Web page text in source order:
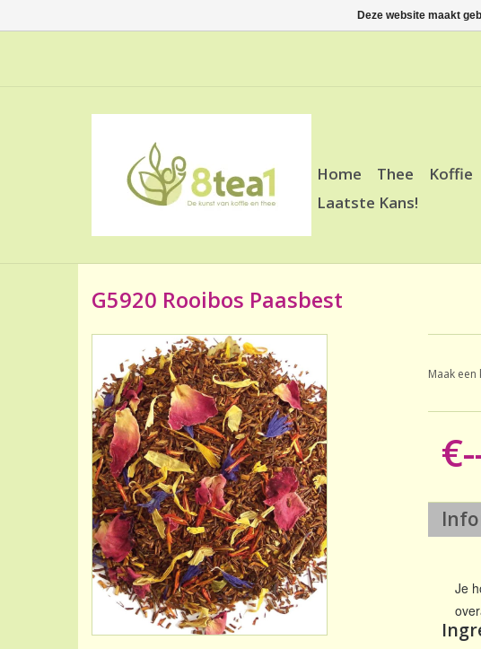
Home Thee Koffie
Laatste Kans!
G5920 Rooibos Paasbest
Maak een
Je
Deze website maakt